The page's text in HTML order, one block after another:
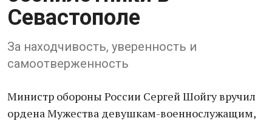
Севастополе
За находчивость, уверенность и
самоотверженность
Министр обороны России Сергей Шойгу вручил
ордена Мужества девушкам-военнослужащим,